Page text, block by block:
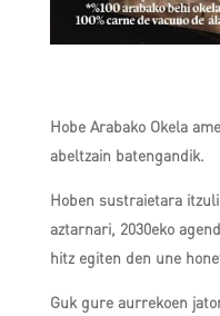
Hobe Arabako Okela
abeltzain batengandik.
Hoben sustraietara
aztarnari, 2030eko
hitz egiten den une
Guk gure aurrekoen